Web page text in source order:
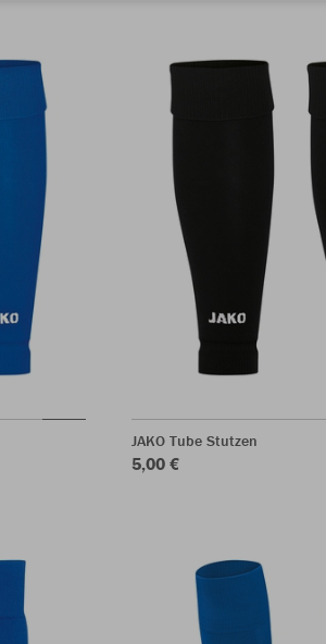
JAKO Tube Stutzen
5,00 €